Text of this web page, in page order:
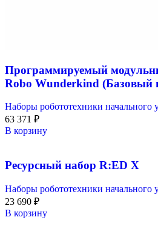
Программируемый
Robo Wunderkind (Базовый
Наборы робототехники начального
63 371 ₽
В корзину
Ресурсный набор R:ED X
Наборы робототехники начального
23 690 ₽
В корзину